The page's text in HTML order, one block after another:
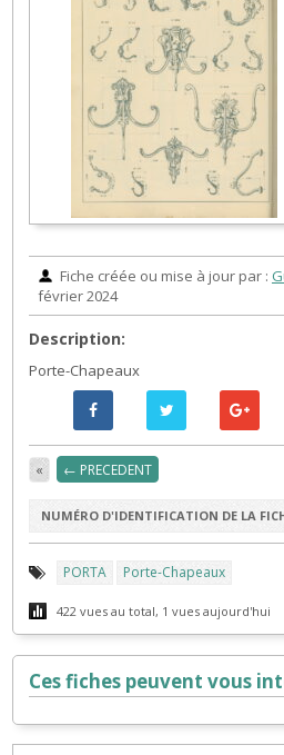
Fiche créée ou mise à jour par :
février 2024
Description:
Porte-Chapeaux
« ← PRECEDENT
NUMÉRO D'IDENTIFICATION DE LA
PORTA Porte-Chapeaux
422 vues au total, 1 vues aujourd'hui
Ces fiches peuvent vous